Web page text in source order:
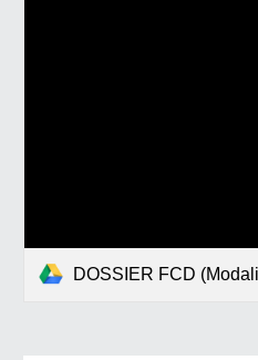
DOSSIER FCD